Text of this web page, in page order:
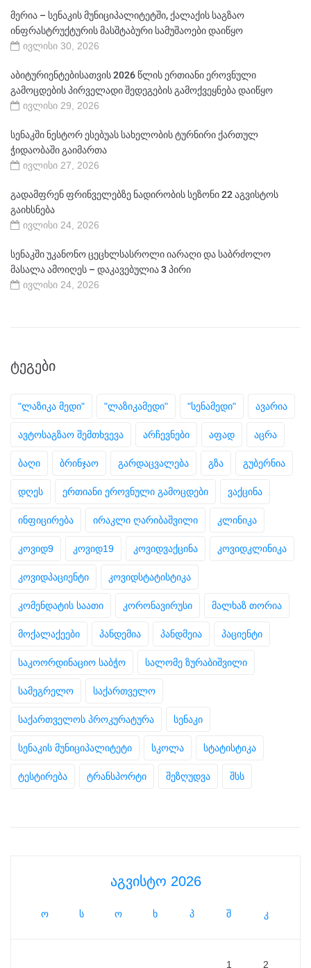
მერია – სენაკის მუნიციპალიტეტში, ქალაქის საგზაო
ინფრასტრუქტურის მასშტაბური სამუშაოები დაიწყო
ივლისი 30, 2026
აბიტურიენტებისათვის 2026 წლის ერთიანი ეროვნული
გამოცდების პირველადი შედეგების გამოქვეყნება დაიწყო
ივლისი 29, 2026
სენაკში ნესტორ ესებუას სახელობის ტურნირი ქართულ
ჭიდაობაში გაიმართა
ივლისი 27, 2026
გადამფრენ ფრინველებზე ნადირობის სეზონი 22 აგვისტოს
გაიხსნება
ივლისი 24, 2026
სენაკში უკანონო ცეცხლსასროლი იარაღი და საბრძოლო
მასალა ამოიღეს – დაკავებულია 3 პირი
ივლისი 24, 2026
ᲢᲔᲒᲔᲑᲘ
"ლაზიკა მედი" "ლაზიკამედი" "სენამედი" ავარია
ავტოსაგზაო შემთხვევა არჩევნები აფად აცრა
ბაღი ბრინჯაო გარდაცვალება გზა გუბერნია
დღეს ერთიანი ეროვნული გამოცდები ვაქცინა
ინფიცირება ირაკლი ღარიბაშვილი კლინიკა
კოვიდ9 კოვიდ19 კოვიდვაქცინა კოვიდკლინიკა
კოვიდპაციენტი კოვიდსტატისტიკა
კომენდატის საათი კორონავირუსი მალხაზ თორია
მოქალაქეები პანდემია პანდმეია პაციენტი
საკოორდინაციო საბჭო სალომე ზურაბიშვილი
სამეგრელო საქართველო
საქართველოს პროკურატურა სენაკი
სენაკის მუნიციპალიტეტი სკოლა სტატისტიკა
ტესტირება ტრანსპორტი შეზღუდვა შსს
აგვისტო 2026
ო ს ო ხ პ შ კ
1 2